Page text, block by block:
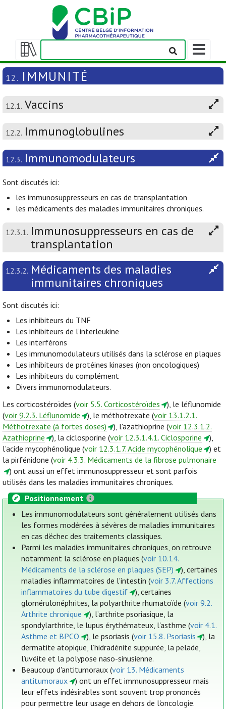
Afficher/masquer
la
table
matières
Afficher/
la
barre
navigation
12. IMMUNITÉ
12.1. Vaccins
12.2. Immunoglobulines
12.3. Immunomodulateurs
Sont discutés ici:
les immunosuppresseurs en cas de transplantation
les médicaments des maladies immunitaires chroniques.
12.3.1. Immunosuppresseurs en cas de
transplantation
12.3.2. Médicaments des maladies
immunitaires chroniques
Sont discutés ici:
Les inhibiteurs du TNF
Les inhibiteurs de l’interleukine
Les interférons
Les immunomodulateurs utilisés dans la sclérose en plaques
Les inhibiteurs de protéines kinases (non oncologiques)
Les inhibiteurs du complément
Divers immunomodulateurs.
Les corticostéroïdes (voir 5.5. Corticostéroïdes
), le léflunomide
(voir 9.2.3. Léflunomide ), le méthotrexate (voir 13.1.2.1.
Méthotrexate (à fortes doses)
), l'azathioprine (voir 12.3.1.2.
Azathioprine
), la ciclosporine (voir 12.3.1.4.1. Ciclosporine
),
l’acide mycophénolique (voir 12.3.1.7. Acide mycophénolique
) et
la pirfénidone (voir 4.3.3. Médicaments de la fibrose pulmonaire
) ont aussi un effet immunosuppresseur et sont parfois
utilisés dans les maladies immunitaires chroniques.
Positionnement
Les immunomodulateurs sont généralement utilisés dans
les formes modérées à sévères de maladies immunitaires
en cas d'échec des traitements classiques.
Parmi les maladies immunitaires chroniques, on retrouve
notamment la sclérose en plaques (voir 10.14.
Médicaments de la sclérose en plaques (SEP)
), certaines
maladies inflammatoires de l'intestin (voir 3.7. Affections
inflammatoires du tube digestif
), certaines
glomérulonéphrites, la polyarthrite rhumatoïde (voir 9.2.
Arthrite chronique
), l’arthrite psoriasique, la
spondylarthrite, le lupus érythémateux, l'asthme (voir 4.1.
Asthme et BPCO
), le psoriasis (voir 15.8. Psoriasis
), la
dermatite atopique, l’hidradénite suppurée, la pelade,
l’uvéite et la polypose naso-sinusienne.
Beaucoup d'antitumoraux (voir 13. Médicaments
antitumoraux
) ont un effet immunosuppresseur mais
leur effets indésirables sont souvent trop prononcés
pour permettre leur usage en dehors de l'oncologie.